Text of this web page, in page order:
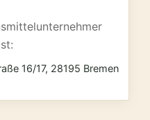
16/17, 28195 Bremen